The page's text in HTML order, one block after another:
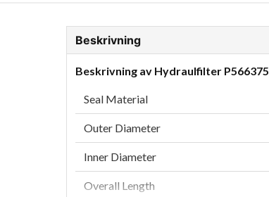
Beskrivning
Beskrivning av Hydraulfilter P566375
Seal Material
Outer Diameter
Inner Diameter
Overall Length